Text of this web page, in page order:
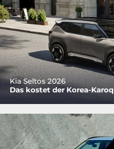
Kia Seltos 2026
Das kostet der Korea-Karoq